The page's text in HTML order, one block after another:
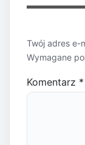
Twój adres e-
Wymagane
Komentarz *